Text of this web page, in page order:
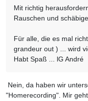
Mit richtig
Rauschen und
Für alle, die es mal
grandeur out ) ... wird
Habt Spaß ... lG André
Nein, da haben wir
"Homerecording". Mir